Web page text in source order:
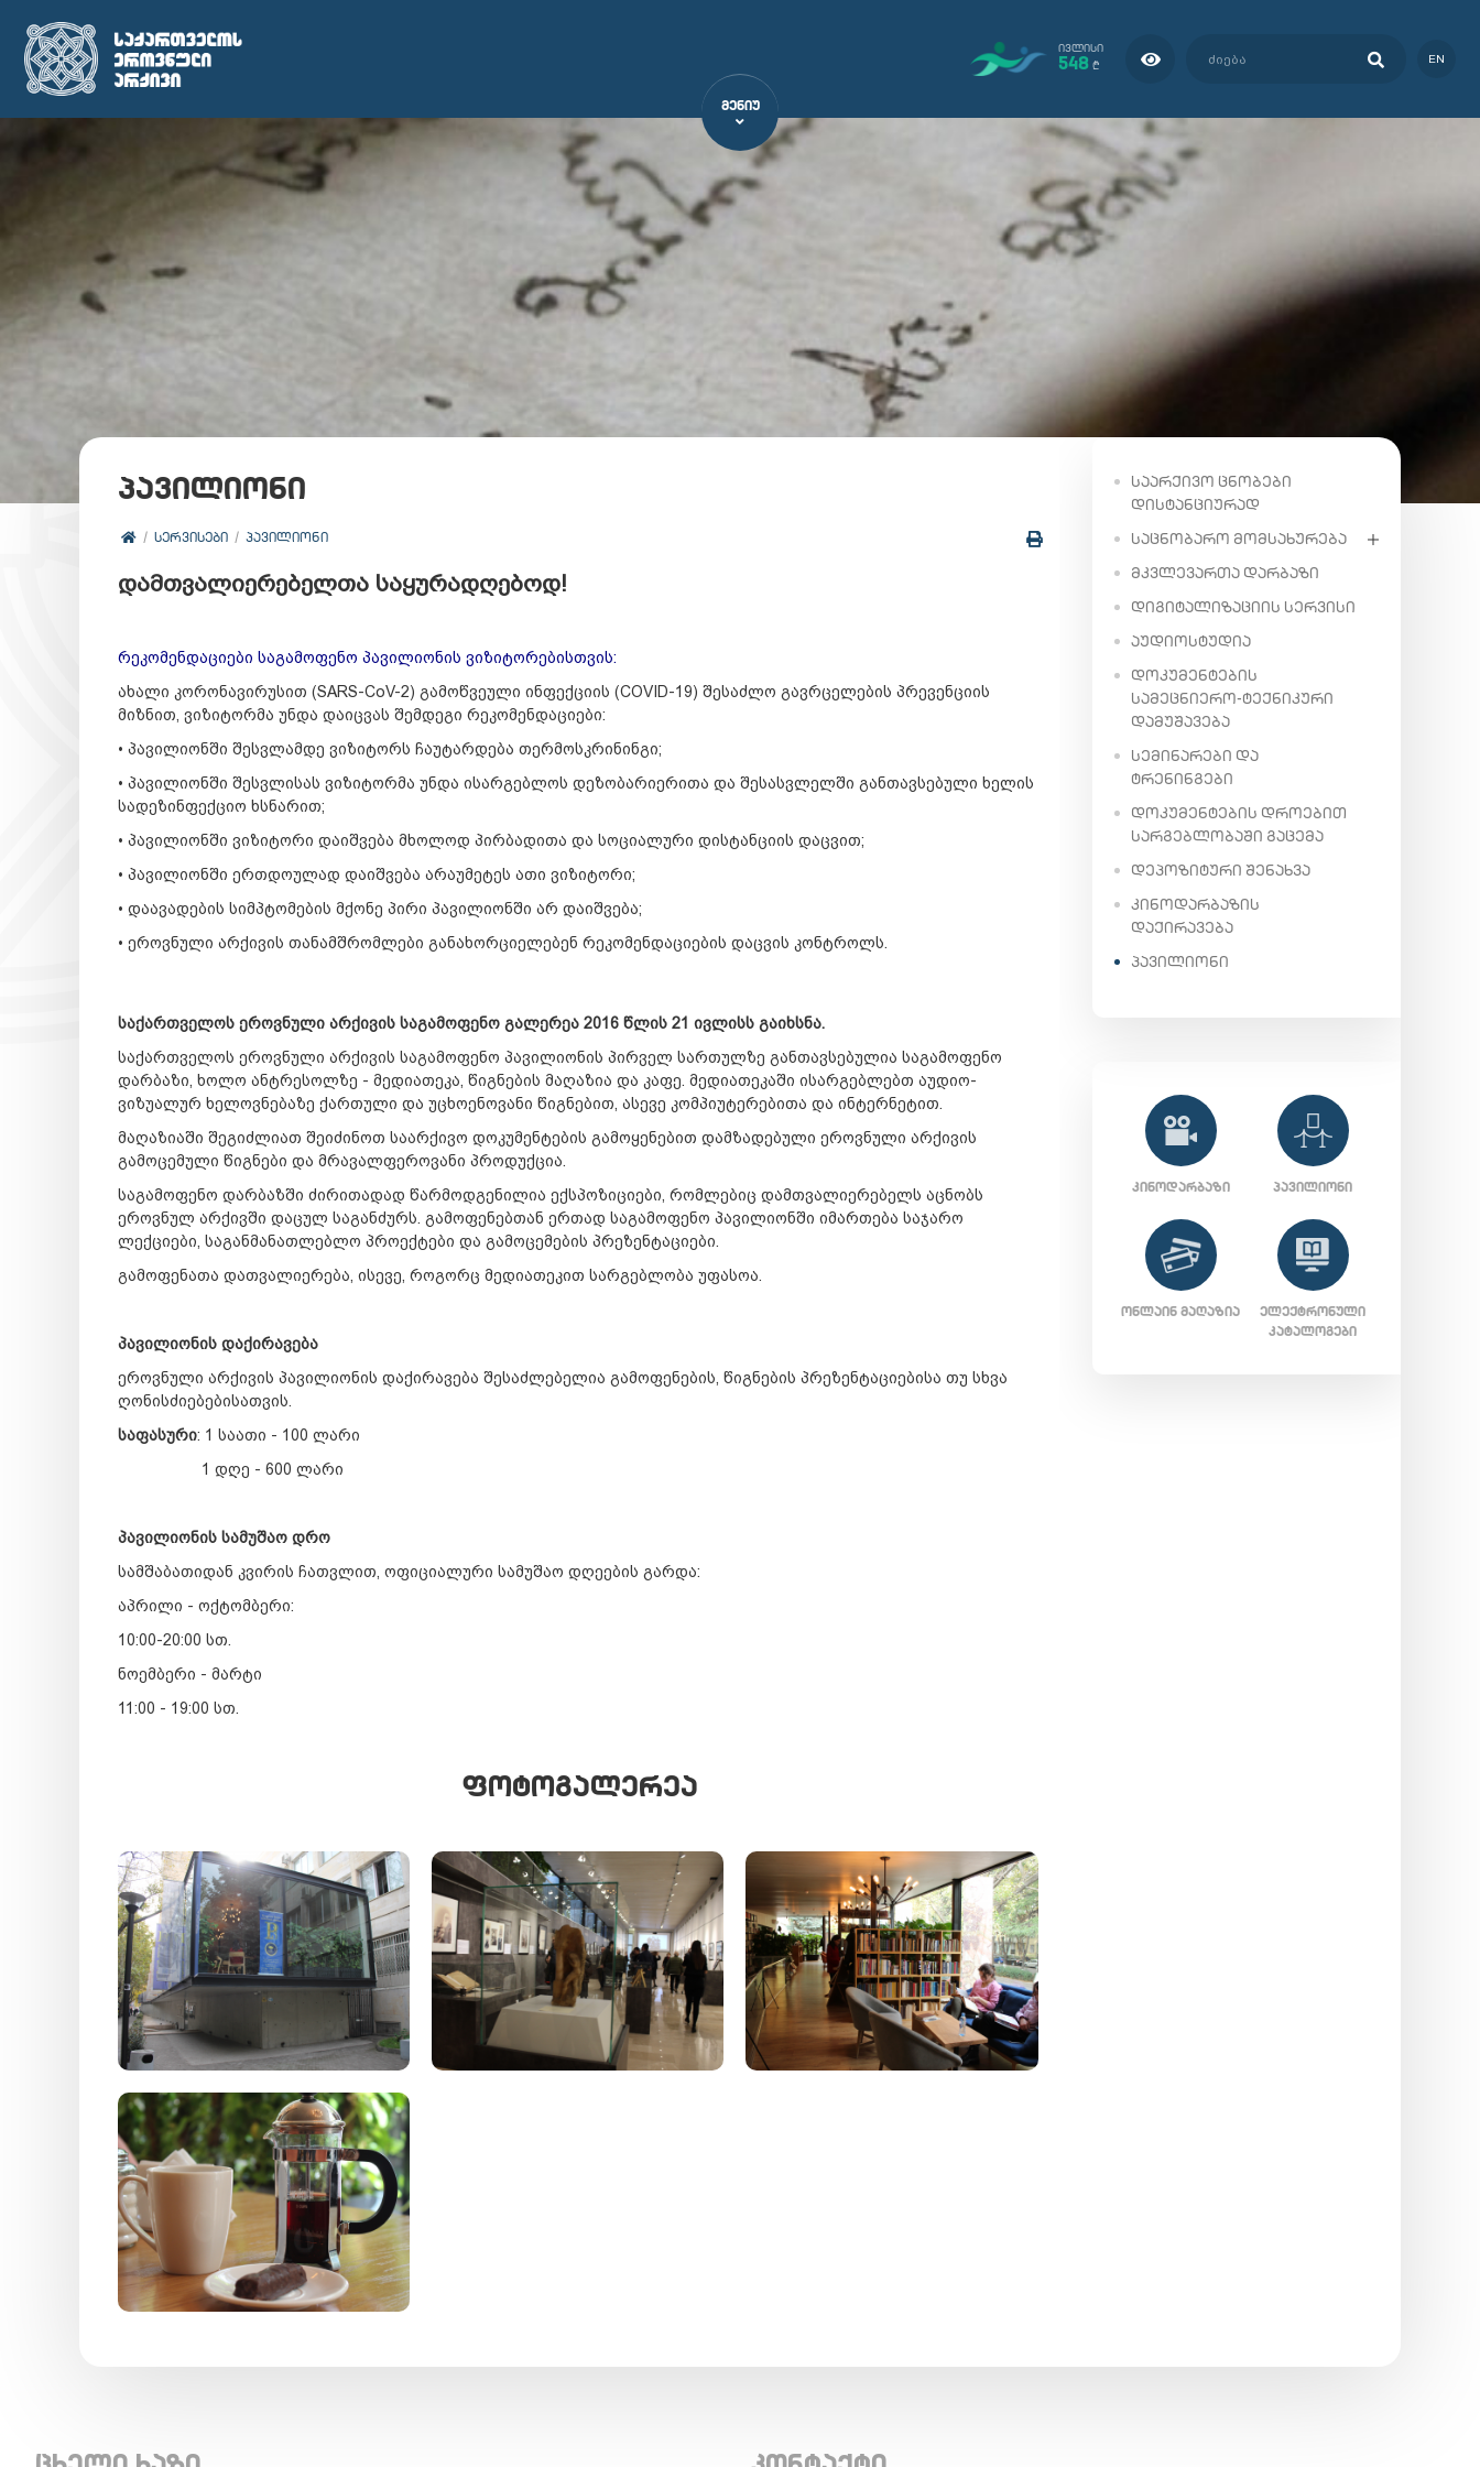
ᲘᲕᲚᲘᲡᲘ
548 ₾ EN
ᲛᲔᲜᲘᲣ
პავილიონი
ᲡᲔᲠᲕᲘᲡᲔᲑᲘ ᲞᲐᲕᲘᲚᲘᲝᲜᲘ
დამთვალიერებელთა საყურადღებოდ!
რეკომენდაციები საგამოფენო პავილიონის ვიზიტორებისთვის:
ახალი კორონავირუსით (SARS-CoV-2) გამოწვეული ინფექციის (COVID-19) შესაძლო გავრცელების პრევენციის
მიზნით, ვიზიტორმა უნდა დაიცვას შემდეგი რეკომენდაციები:
• პავილიონში შესვლამდე ვიზიტორს ჩაუტარდება თერმოსკრინინგი;
• პავილიონში შესვლისას ვიზიტორმა უნდა ისარგებლოს დეზობარიერითა და შესასვლელში განთავსებული ხელის
სადეზინფექციო ხსნარით;
• პავილიონში ვიზიტორი დაიშვება მხოლოდ პირბადითა და სოციალური დისტანციის დაცვით;
• პავილიონში ერთდოულად დაიშვება არაუმეტეს ათი ვიზიტორი;
• დაავადების სიმპტომების მქონე პირი პავილიონში არ დაიშვება;
• ეროვნული არქივის თანამშრომლები განახორციელებენ რეკომენდაციების დაცვის კონტროლს.
საქართველოს ეროვნული არქივის საგამოფენო გალერეა 2016 წლის 21 ივლისს გაიხსნა.
საქართველოს ეროვნული არქივის საგამოფენო პავილიონის პირველ სართულზე განთავსებულია საგამოფენო
დარბაზი, ხოლო ანტრესოლზე - მედიათეკა, წიგნების მაღაზია და კაფე. მედიათეკაში ისარგებლებთ აუდიო-
ვიზუალურ ხელოვნებაზე ქართული და უცხოენოვანი წიგნებით, ასევე კომპიუტერებითა და ინტერნეტით.
მაღაზიაში შეგიძლიათ შეიძინოთ საარქივო დოკუმენტების გამოყენებით დამზადებული ეროვნული არქივის
გამოცემული წიგნები და მრავალფეროვანი პროდუქცია.
საგამოფენო დარბაზში ძირითადად წარმოდგენილია ექსპოზიციები, რომლებიც დამთვალიერებელს აცნობს
ეროვნულ არქივში დაცულ საგანძურს. გამოფენებთან ერთად საგამოფენო პავილიონში იმართება საჯარო
ლექციები, საგანმანათლებლო პროექტები და გამოცემების პრეზენტაციები.
გამოფენათა დათვალიერება, ისევე, როგორც მედიათეკით სარგებლობა უფასოა.
პავილიონის დაქირავება
ეროვნული არქივის პავილიონის დაქირავება შესაძლებელია გამოფენების, წიგნების პრეზენტაციებისა თუ სხვა
ღონისძიებებისათვის.
საფასური: 1 საათი - 100 ლარი
1 დღე - 600 ლარი
პავილიონის სამუშაო დრო
სამშაბათიდან კვირის ჩათვლით, ოფიციალური სამუშაო დღეების გარდა:
აპრილი - ოქტომბერი:
10:00-20:00 სთ.
ნოემბერი - მარტი
11:00 - 19:00 სთ.
ᲤᲝᲢᲝᲒᲐᲚᲔᲠᲔᲐ
ᲡᲐᲐᲠᲥᲘᲕᲝ ᲪᲜᲝᲑᲔᲑᲘ
ᲓᲘᲡᲢᲐᲜᲪᲘᲣᲠᲐᲓ
ᲡᲐᲪᲜᲝᲑᲐᲠᲝ ᲛᲝᲛᲡᲐᲮᲣᲠᲔᲑᲐ
ᲛᲙᲕᲚᲔᲕᲐᲠᲗᲐ ᲓᲐᲠᲑᲐᲖᲘ
ᲓᲘᲒᲘᲢᲐᲚᲘᲖᲐᲪᲘᲘᲡ ᲡᲔᲠᲕᲘᲡᲘ
ᲐᲣᲓᲘᲝᲡᲢᲣᲓᲘᲐ
ᲓᲝᲙᲣᲛᲔᲜᲢᲔᲑᲘᲡ
ᲡᲐᲛᲔᲪᲜᲘᲔᲠᲝ-ᲢᲔᲥᲜᲘᲙᲣᲠᲘ
ᲓᲐᲛᲣᲨᲐᲕᲔᲑᲐ
ᲡᲔᲛᲘᲜᲐᲠᲔᲑᲘ ᲓᲐ
ᲢᲠᲔᲜᲘᲜᲒᲔᲑᲘ
ᲓᲝᲙᲣᲛᲔᲜᲢᲔᲑᲘᲡ ᲓᲠᲝᲔᲑᲘᲗ
ᲡᲐᲠᲒᲔᲑᲚᲝᲑᲐᲨᲘ ᲒᲐᲪᲔᲛᲐ
ᲓᲔᲞᲝᲖᲘᲢᲣᲠᲘ ᲨᲔᲜᲐᲮᲕᲐ
ᲙᲘᲜᲝᲓᲐᲠᲑᲐᲖᲘᲡ
ᲓᲐᲥᲘᲠᲐᲕᲔᲑᲐ
ᲞᲐᲕᲘᲚᲘᲝᲜᲘ
ᲙᲘᲜᲝᲓᲐᲠᲑᲐᲖᲘ ᲞᲐᲕᲘᲚᲘᲝᲜᲘ
ᲝᲜᲚᲐᲘᲜ ᲛᲐᲦᲐᲖᲘᲐ
ᲔᲚᲔᲥᲢᲠᲝᲜᲣᲚᲘ
ᲙᲐᲢᲐᲚᲝᲒᲔᲑᲘ